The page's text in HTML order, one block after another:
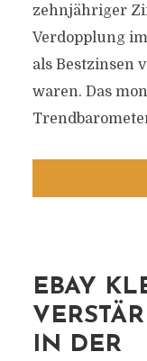
zehnjähriger
Verdopplung
als Bestzinsen
waren. Das
EBAY
IN DER